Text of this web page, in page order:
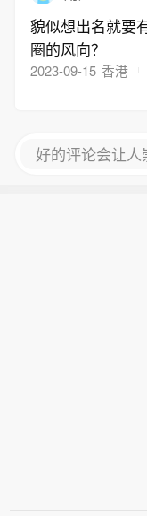
貌似想出名就要
圈的风向？
2023-09-15 香港
好的评论会让人